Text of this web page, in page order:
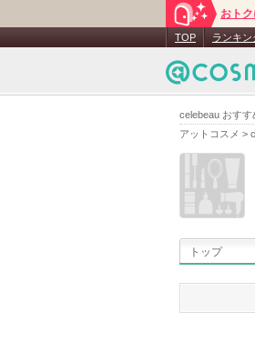
celebeau おす
アットコスメ >
おト
TOP ランキン
トップ